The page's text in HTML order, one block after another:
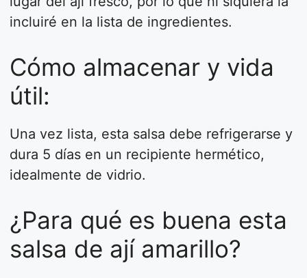
incluiré en la lista de ingredientes.
Cómo almacenar y vida
útil:
Una vez lista, esta salsa debe refrigerarse y
dura 5 días en un recipiente hermético,
idealmente de vidrio.
¿Para qué es buena esta
salsa de ají amarillo?